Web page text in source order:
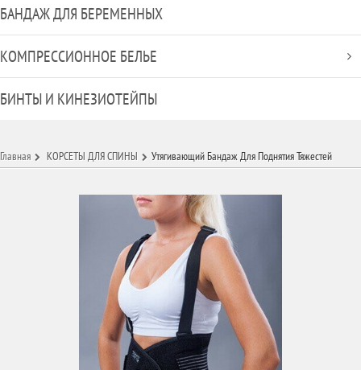
БАНДАЖ ДЛЯ БЕРЕМЕННЫХ
КОМПРЕССИОННОЕ БЕЛЬЕ
БИНТЫ И КИНЕЗИОТЕЙПЫ
Главная КОРСЕТЫ ДЛЯ СПИНЫ Утягивающий Бандаж Для Поднятия Тяжестей